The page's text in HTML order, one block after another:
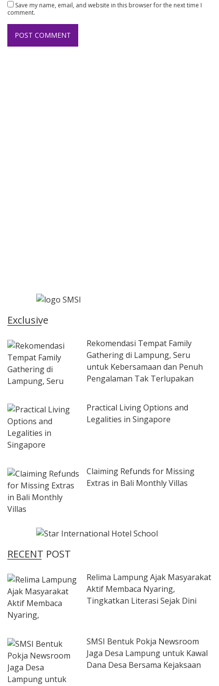
Save my name, email, and website in this browser for the next time I
comment.
Exclusive
Rekomendasi Tempat Family
Gathering di Lampung, Seru
untuk Kebersamaan dan Penuh
Pengalaman Tak Terlupakan
Practical Living Options and
Legalities in Singapore
Claiming Refunds for Missing
Extras in Bali Monthly Villas
RECENT POST
Relima Lampung Ajak Masyarakat
Aktif Membaca Nyaring,
Tingkatkan Literasi Sejak Dini
SMSI Bentuk Pokja Newsroom
Jaga Desa Lampung untuk Kawal
Dana Desa Bersama Kejaksaan